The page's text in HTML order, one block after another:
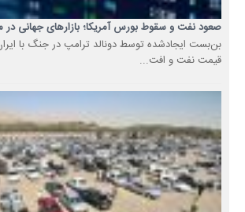
صعود نفت و سقوط بورس آمریکا؛ بازارهای جهانی در
بن‌بست ایجادشده توسط دونالد ترامپ در جنگ با
قیمت نفت و افت...